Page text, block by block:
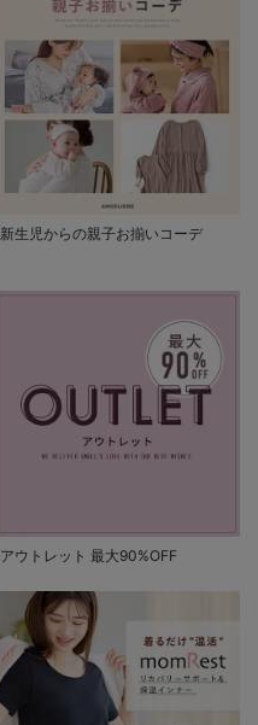
新生児からの親子お揃いコーデ
アウトレット 最大90%OFF